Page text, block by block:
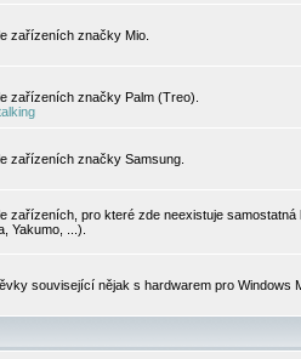
zařízeních značky Mio.
zařízeních značky Palm (Treo).
zařízeních značky Samsung.
zařízeních, pro které zde neexistuje
Yakumo, ...).
související nějak s hardwarem pro Windows